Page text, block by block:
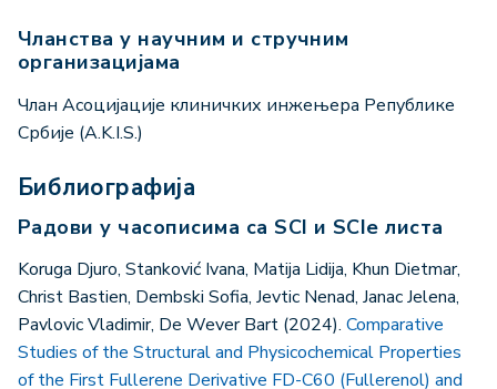
Чланства у научним и стручним
организацијама
Члан Aсоцијације клиничких инжењера Републике
Србије (A.K.I.S.)
Библиографија
Радови у часописима са SCI и SCIe листа
Koruga Djuro, Stanković Ivana, Matija Lidija, Khun Dietmar,
Christ Bastien, Dembski Sofia, Jevtic Nenad, Janac Jelena,
Pavlovic Vladimir, De Wever Bart (2024). Comparative
Studies of the Structural and Physicochemical Properties
of the First Fullerene Derivative FD-C60 (Fullerenol) and